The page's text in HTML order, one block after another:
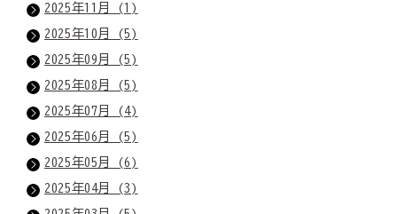
2025年11月 (1)
2025年10月 (5)
2025年09月 (5)
2025年08月 (5)
2025年07月 (4)
2025年06月 (5)
2025年05月 (6)
2025年04月 (3)